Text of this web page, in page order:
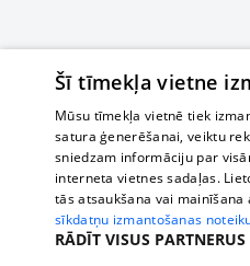
Šī tīmekļa vietne
Mūsu tīmekļa vietnē tiek
satura ģenerēšanai, veiktu
sniedzam informāciju par
interneta vietnes sadaļas.
tās atsaukšana vai
sīkdatņu izmantošanas
RĀDĪT VISUS PARTNERUS